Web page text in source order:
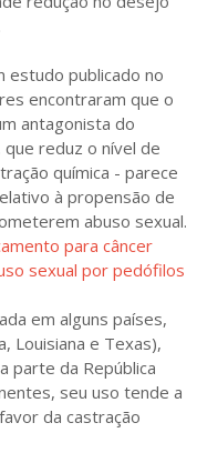
estudo publicado no
encontraram que o
antagonista do
reduz o nível de
química - parece
à propensão de
abuso sexual.
para câncer
sexual por pedófilos
em alguns países,
Louisiana e Texas),
parte da República
seu uso tende a
da castração